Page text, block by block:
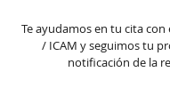
Te ayudamos en tu cita con
/ ICAM y seguimos tu
notificación de la